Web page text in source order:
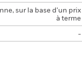
sur la base d'un prix
à terme
-